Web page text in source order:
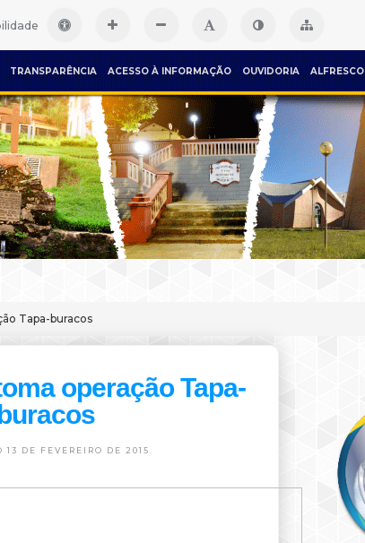
TRANSPARÊNCIA ACESSO À INFORMAÇÃO OUVIDORIA ALFRESCO
Tapa-buracos
operação Tapa-
13 DE FEVEREIRO DE 2015.